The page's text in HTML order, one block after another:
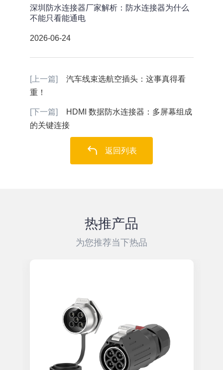
深圳防水连接器厂家解析：防水连接器为什么
不能只看能通电
2026-06-24
[上一篇]
汽车线束选航空插头：这事真得看
重！
[下一篇]
HDMI 数据防水连接器：多屏幕组成
的关键连接
返回列表
热推产品
为您推荐当下热品